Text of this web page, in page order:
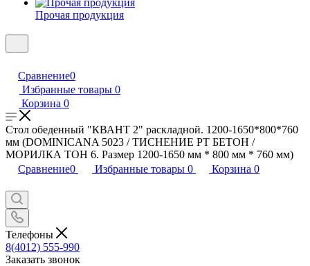
Прочая продукция
Сравнение0
Избранные товары 0
Корзина 0
Стол обеденный "КВАНТ 2" раскладной. 1200-1650*800*760
мм (DOMINICANA 5023 / ТИСНЕНИЕ PT БЕТОН /
МОРИЛКА ТОН 6. Размер 1200-1650 мм * 800 мм * 760 мм)
Сравнение0 Избранные товары 0 Корзина 0
Телефоны
8(4012) 555-990
Заказать звонок